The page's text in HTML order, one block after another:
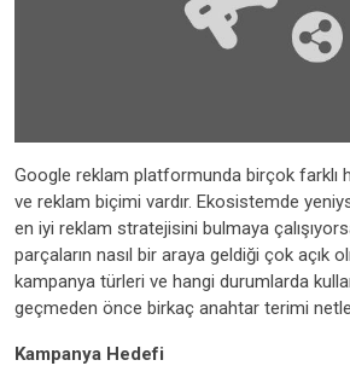
Google reklam platformunda birçok farklı
ve reklam biçimi vardır. Ekosistemde
en iyi reklam stratejisini bulmaya
parçaların nasıl bir araya geldiği çok açık
kampanya türleri ve hangi durumlarda
geçmeden önce birkaç anahtar terimi
Kampanya Hedefi